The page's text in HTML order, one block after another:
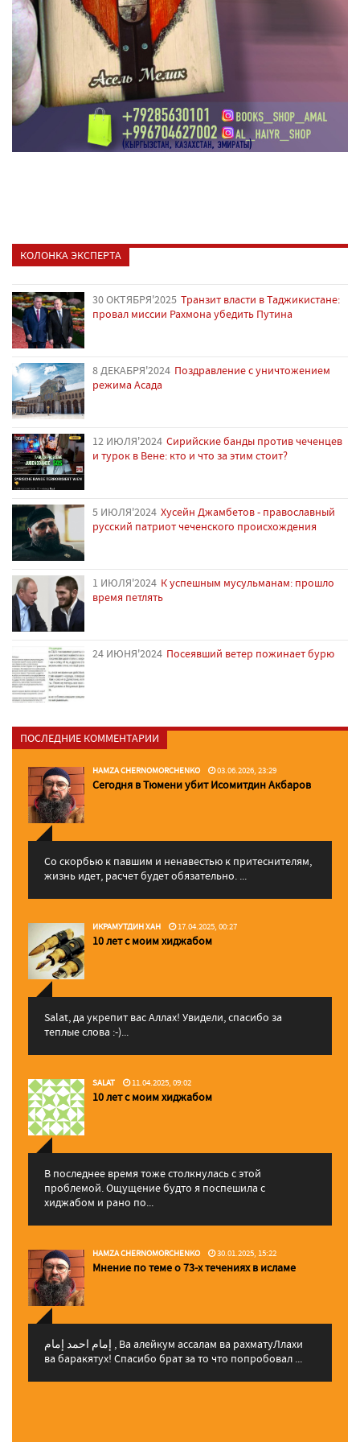
КОЛОНКА ЭКСПЕРТА
30 ОКТЯБРЯ'2025 Транзит власти в Таджикистане:
провал миссии Рахмона убедить Путина
8 ДЕКАБРЯ'2024 Поздравление с уничтожением
режима Асада
12 ИЮЛЯ'2024 Сирийские банды против чеченцев
и турок в Вене: кто и что за этим стоит?
5 ИЮЛЯ'2024 Хусейн Джамбетов - православный
русский патриот чеченского происхождения
1 ИЮЛЯ'2024 К успешным мусульманам: прошло
время петлять
24 ИЮНЯ'2024 Посеявший ветер пожинает бурю
ПОСЛЕДНИЕ КОММЕНТАРИИ
HAMZA CHERNOMORCHENKO 03.06.2026, 23:29
Сегодня в Тюмени убит Исомитдин Акбаров
Со скорбью к павшим и ненавестью к притеснителям,
жизнь идет, расчет будет обязательно. ...
ИКРАМУТДИН ХАН 17.04.2025, 00:27
10 лет с моим хиджабом
Salat, да укрепит вас Аллаx! Увидели, спасибо за
теплые слова :-)...
SALAT 11.04.2025, 09:02
10 лет с моим хиджабом
В последнее время тоже столкнулась с этой
проблемой. Ощущение будто я поспешила с
хиджабом и рано по...
HAMZA CHERNOMORCHENKO 30.01.2025, 15:22
Мнение по теме о 73-х течениях в исламе
إمام احمد إمام , Ва алейкум ассалам ва рахматуЛлахи
ва баракятух! Спасибо брат за то что попробовал ...